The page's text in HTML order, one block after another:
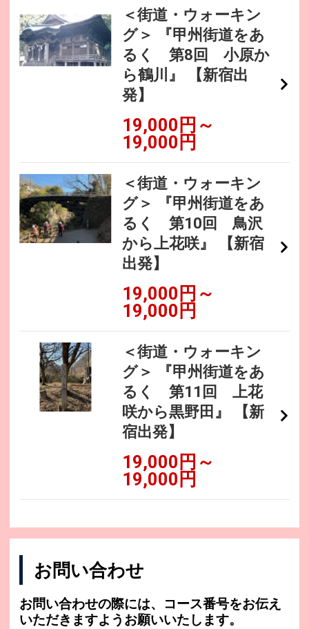
＜街道・ウォーキン
グ＞ 『甲州街道をあ
るく 第8回 小原か
ら鶴川』 【新宿出
発】
19,000円～
19,000円
＜街道・ウォーキン
グ＞ 『甲州街道をあ
るく 第10回 鳥沢
から上花咲』 【新宿
出発】
19,000円～
19,000円
＜街道・ウォーキン
グ＞ 『甲州街道をあ
るく 第11回 上花
咲から黒野田』 【新
宿出発】
19,000円～
19,000円
お問い合わせ
お問い合わせの際には、コース番号をお伝え
いただきますようお願いいたします。